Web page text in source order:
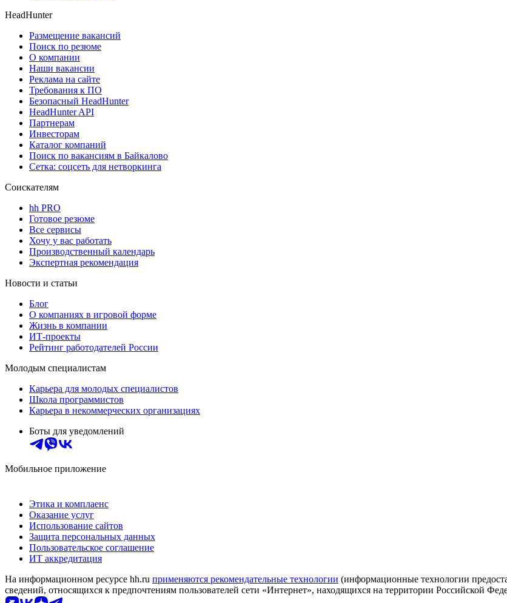
HeadHunter
Размещение вакансий
Поиск по резюме
О компании
Наши вакансии
Реклама на сайте
Требования к ПО
Безопасный HeadHunter
HeadHunter API
Партнерам
Инвесторам
Каталог компаний
Поиск по вакансиям в Байкалово
Сетка: соцсеть для нетворкинга
Соискателям
hh PRO
Готовое резюме
Все сервисы
Хочу у вас работать
Производственный календарь
Экспертная рекомендация
Новости и статьи
Блог
О компаниях в игровой форме
Жизнь в компании
ИТ-проекты
Рейтинг работодателей России
Молодым специалистам
Карьера для молодых специалистов
Школа программистов
Карьера в некоммерческих организациях
Боты для уведомлений
Мобильное приложение
Этика и комплаенс
Оказание услуг
Использование сайтов
Защита персональных данных
Пользовательское соглашение
ИТ аккредитация
На информационном ресурсе hh.ru применяются рекомендательные технологии (информационные технологии
сведений, относящихся к предпочтениям пользователей сети «Интернет», находящихся на территории Российской